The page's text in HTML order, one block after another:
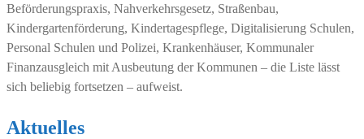
Beförderungspraxis, Nahverkehrsgesetz, Straßenbau,
Kindergartenförderung, Kindertagespflege, Digitalisierung Schulen,
Personal Schulen und Polizei, Krankenhäuser, Kommunaler
Finanzausgleich mit Ausbeutung der Kommunen – die Liste lässt
sich beliebig fortsetzen – aufweist.
Aktuelles